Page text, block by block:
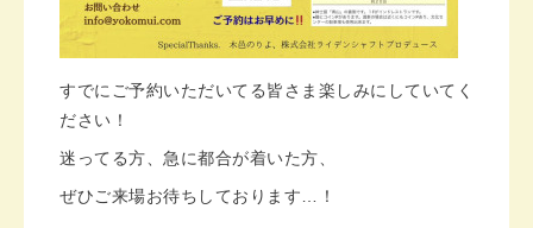
すでにご予約いただいてる皆さま楽しみにしていてく
ださい！
迷ってる方、急に都合が着いた方、
ぜひご来場お待ちしております…！